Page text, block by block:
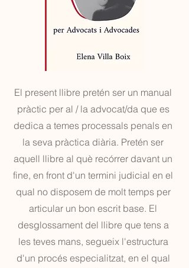
El present llibre pretén ser un manual
pràctic per al / la advocat/da que es
dedica a temes processals penals en
la seva pràctica diària. Pretén ser
aquell llibre al què recórrer davant un
fine, en front d'un termini judicial en el
qual no disposem de molt temps per
articular un bon escrit base. El
desglossament del llibre que tens a
les teves mans, segueix l'estructura
d'un procés especialitzat, en el qual